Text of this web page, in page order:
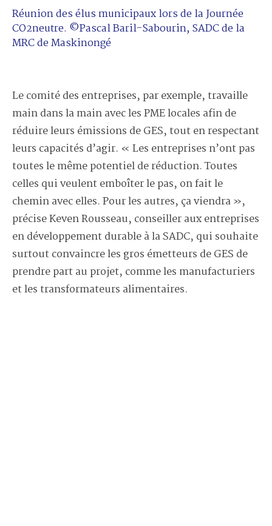
Réunion des élus municipaux lors de la Journée
CO2neutre. ©Pascal Baril-Sabourin, SADC de la
MRC de Maskinongé
Le comité des entreprises, par exemple, travaille
main dans la main avec les PME locales afin de
réduire leurs émissions de GES, tout en respectant
leurs capacités d’agir. « Les entreprises n’ont pas
toutes le même potentiel de réduction. Toutes
celles qui veulent emboîter le pas, on fait le
chemin avec elles. Pour les autres, ça viendra »,
précise Keven Rousseau, conseiller aux entreprises
en développement durable à la SADC, qui souhaite
surtout convaincre les gros émetteurs de GES de
prendre part au projet, comme les manufacturiers
et les transformateurs alimentaires.